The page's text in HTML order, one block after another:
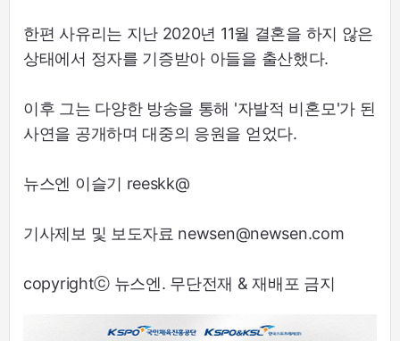
한편 사유리는 지난 2020년 11월 결혼을 하지 않은
상태에서 정자를 기증받아 아들을 출산했다.
이후 그는 다양한 방송을 통해 '자발적 비혼모'가 된
사연을 공개하며 대중의 응원을 얻었다.
뉴스엔 이슬기 reeskk@
기사제보 및 보도자료 newsen@newsen.com
copyrightⓒ 뉴스엔. 무단전재 & 재배포 금지